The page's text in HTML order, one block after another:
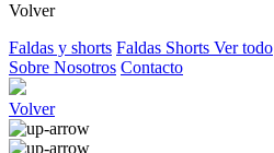
Volver
Faldas y shorts Faldas Shorts Ver todo
Sobre Nosotros Contacto
Volver